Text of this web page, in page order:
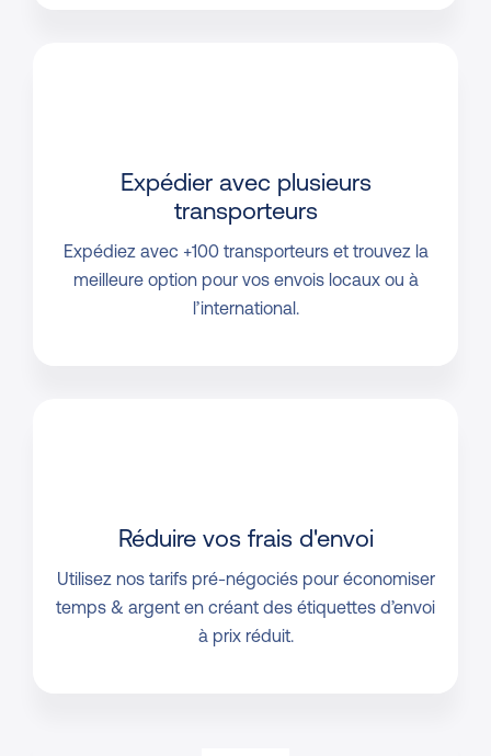
Expédier avec plusieurs
transporteurs
Expédiez avec +100 transporteurs et trouvez la
meilleure option pour vos envois locaux ou à
l’international.
Réduire vos frais d'envoi
Utilisez nos tarifs pré-négociés pour économiser
temps & argent en créant des étiquettes d’envoi
à prix réduit.